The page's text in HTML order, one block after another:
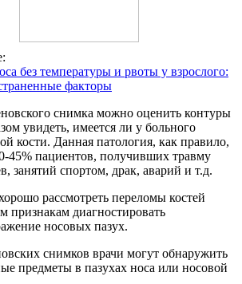
без температуры и рвоты у взрослого:
факторы
снимка можно оценить контуры
увидеть, имеется ли у больного
кости. Данная патология, как правило,
45% пациентов, получивших травму
занятий спортом, драк, аварий и т.д.
рассмотреть переломы костей
признакам диагностировать
носовых пазух.
снимков врачи могут обнаружить
предметы в пазухах носа или носовой